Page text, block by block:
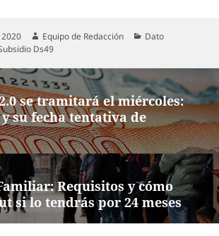
Autor
Equipo de Redacción Categorías
Dato
Ds49
se tramitará el miércoles:
su fecha tentativa de
Requisitos y cómo
si lo tendrás por 24 meses